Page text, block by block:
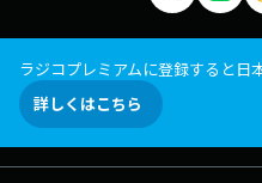
ラジコプレミアムに登録すると日
詳しくはこちら